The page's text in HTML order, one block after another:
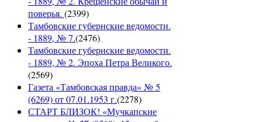
поверья. (2399)
Тамбовские губернские ведомости.
- 1889, № 7.(2476)
Тамбовские губернские ведомости.
- 1889, № 2. Эпоха Петра Великого.
(2569)
Газета «Тамбовская правда» № 5
(6269) от 07.01.1953 г.(2278)
СТАРТ БЛИЗОК! «Мучкапские